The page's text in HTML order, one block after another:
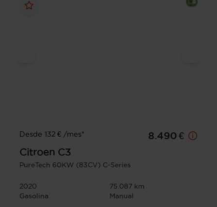
Desde 132 € /mes*
8.490 €
Citroen C3
PureTech 60KW (83CV) C-Series
2020
75.087 km
Gasolina
Manual